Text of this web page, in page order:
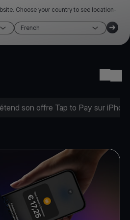
Choose your country to see location-
French
son offre Tap to Pay sur